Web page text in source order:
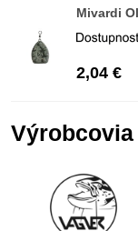
Mivardi
2,04 €
Výrobcovia